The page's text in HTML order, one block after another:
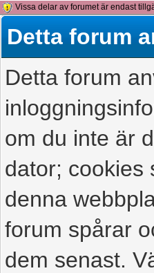
Vissa delar av forumet är endast
detta meddelande.
Detta forum
Detta forum
om du inte är
dator; cookies
denna
forum spårar
dem senast.